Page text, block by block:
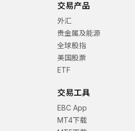
交易产品
外汇
贵金属及能源
全球股指
美国股票
ETF
交易工具
EBC App
MT4下载